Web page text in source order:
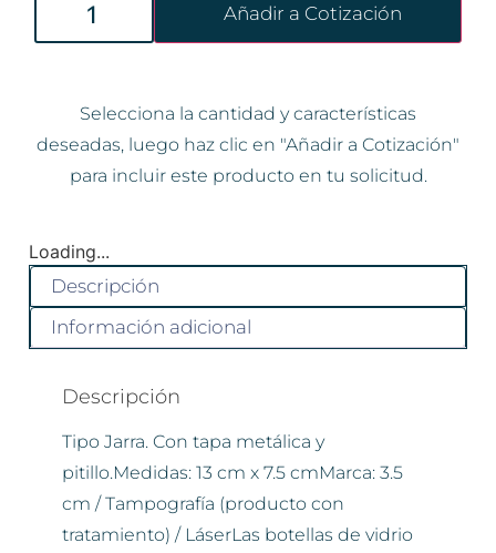
Añadir a Cotización
Selecciona la cantidad y características
deseadas, luego haz clic en "Añadir a Cotización"
para incluir este producto en tu solicitud.
Loading...
Descripción
Información adicional
Descripción
Tipo Jarra. Con tapa metálica y
pitillo.Medidas: 13 cm x 7.5 cmMarca: 3.5
cm / Tampografía (producto con
tratamiento) / LáserLas botellas de vidrio